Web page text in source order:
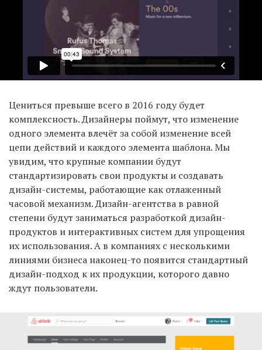
Цениться превыше всего в 2016 году будет
комплексность. Дизайнеры поймут, что изменение
одного элемента влечёт за собой изменение всей
цепи действий и каждого элемента шаблона. Мы
увидим, что крупные компании будут
стандартизировать свои продукты и создавать
дизайн-системы, работающие как отлаженный
часовой механизм. Дизайн-агентства в равной
степени будут заниматься разработкой дизайн-
продуктов и интерактивных систем для упрощения
их использования. А в компаниях с несколькими
линиями бизнеса наконец-то появится стандартный
дизайн-подход к их продукции, которого давно
ждут пользователи.